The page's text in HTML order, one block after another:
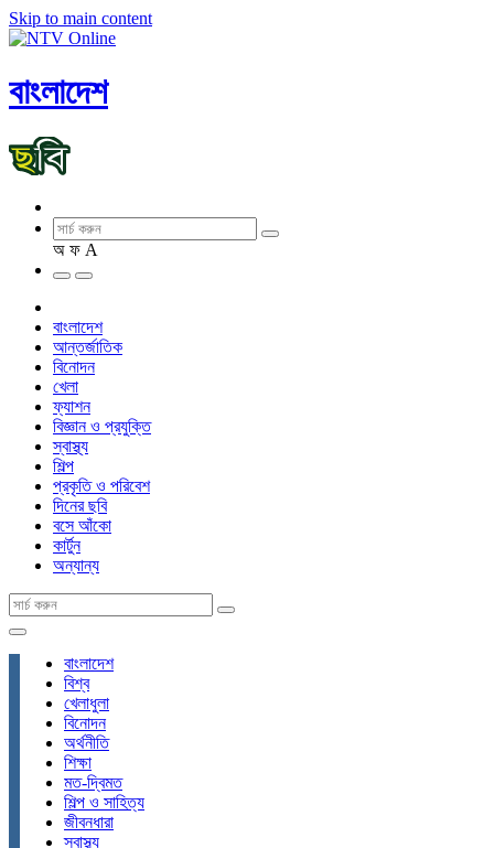
Skip to main content
বাংলাদেশ
অ ফ A
বাংলাদেশ
আন্তর্জাতিক
বিনোদন
খেলা
ফ্যাশন
বিজ্ঞান ও প্রযুক্তি
স্বাস্থ্য
শিল্প
প্রকৃতি ও পরিবেশ
দিনের ছবি
বসে আঁকো
কার্টুন
অন্যান্য
বাংলাদেশ
বিশ্ব
খেলাধুলা
বিনোদন
অর্থনীতি
শিক্ষা
মত-দ্বিমত
শিল্প ও সাহিত্য
জীবনধারা
স্বাস্থ্য